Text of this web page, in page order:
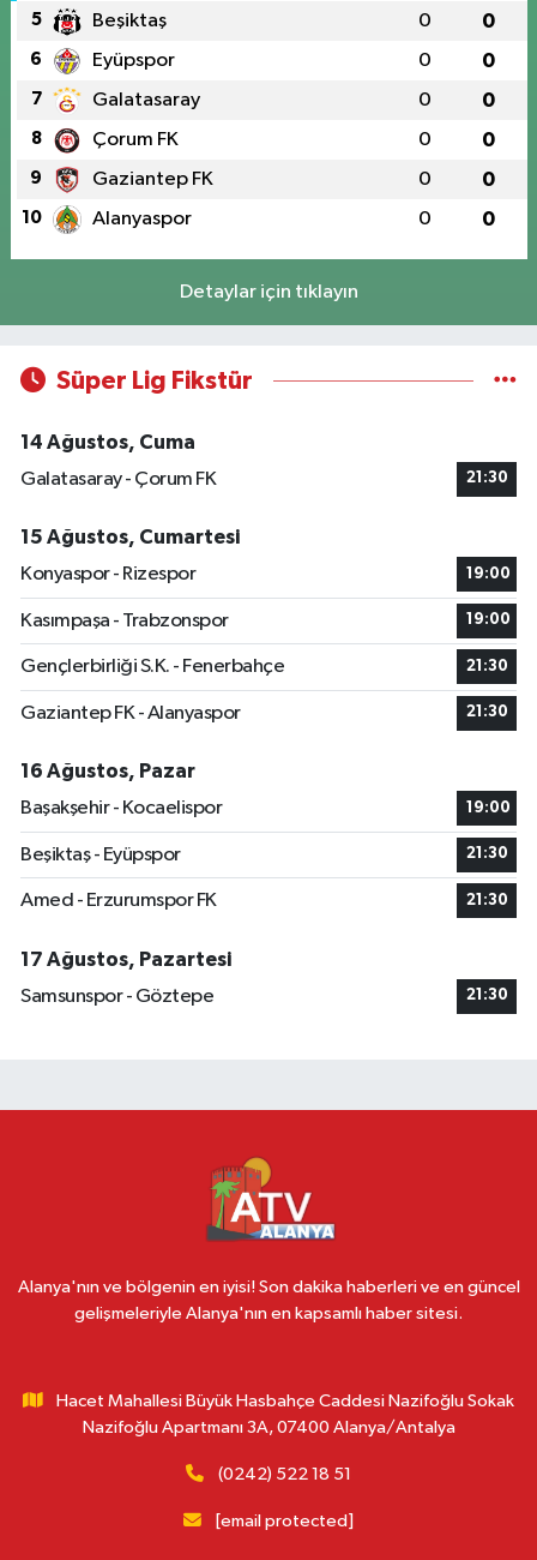
5 Beşiktaş 0 0
6 Eyüpspor 0 0
7 Galatasaray 0 0
8 Çorum FK 0 0
9 Gaziantep FK 0 0
10 Alanyaspor 0 0
Detaylar için tıklayın
Süper Lig Fikstür
14 Ağustos, Cuma
Galatasaray - Çorum FK
21:30
15 Ağustos, Cumartesi
Konyaspor - Rizespor
19:00
Kasımpaşa - Trabzonspor 19:00
Gençlerbirliği S.K. - Fenerbahçe 21:30
Gaziantep FK - Alanyaspor 21:30
16 Ağustos, Pazar
Başakşehir - Kocaelispor
19:00
Beşiktaş - Eyüpspor 21:30
Amed - Erzurumspor FK 21:30
17 Ağustos, Pazartesi
Samsunspor - Göztepe
21:30
Alanya'nın ve bölgenin en iyisi! Son dakika haberleri ve en güncel
gelişmeleriyle Alanya'nın en kapsamlı haber sitesi.
Hacet Mahallesi Büyük Hasbahçe Caddesi Nazifoğlu Sokak
Nazifoğlu Apartmanı 3A, 07400 Alanya/Antalya
(0242) 522 18 51
[email protected]